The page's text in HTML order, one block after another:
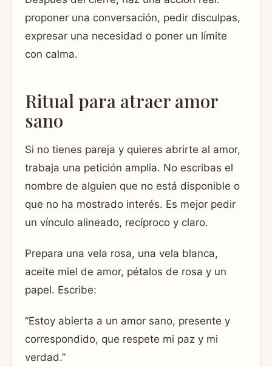
proponer una conversación, pedir disculpas,
expresar una necesidad o poner un límite
con calma.
Ritual para atraer amor
sano
Si no tienes pareja y quieres abrirte al amor,
trabaja una petición amplia. No escribas el
nombre de alguien que no está disponible o
que no ha mostrado interés. Es mejor pedir
un vínculo alineado, recíproco y claro.
Prepara una vela rosa, una vela blanca,
aceite miel de amor, pétalos de rosa y un
papel. Escribe:
“Estoy abierta a un amor sano, presente y
correspondido, que respete mi paz y mi
verdad.”